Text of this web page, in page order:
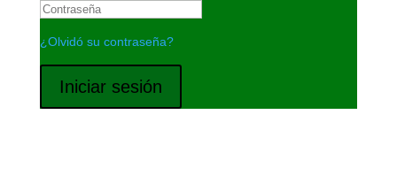
¿Olvidó su contraseña?
Iniciar sesión